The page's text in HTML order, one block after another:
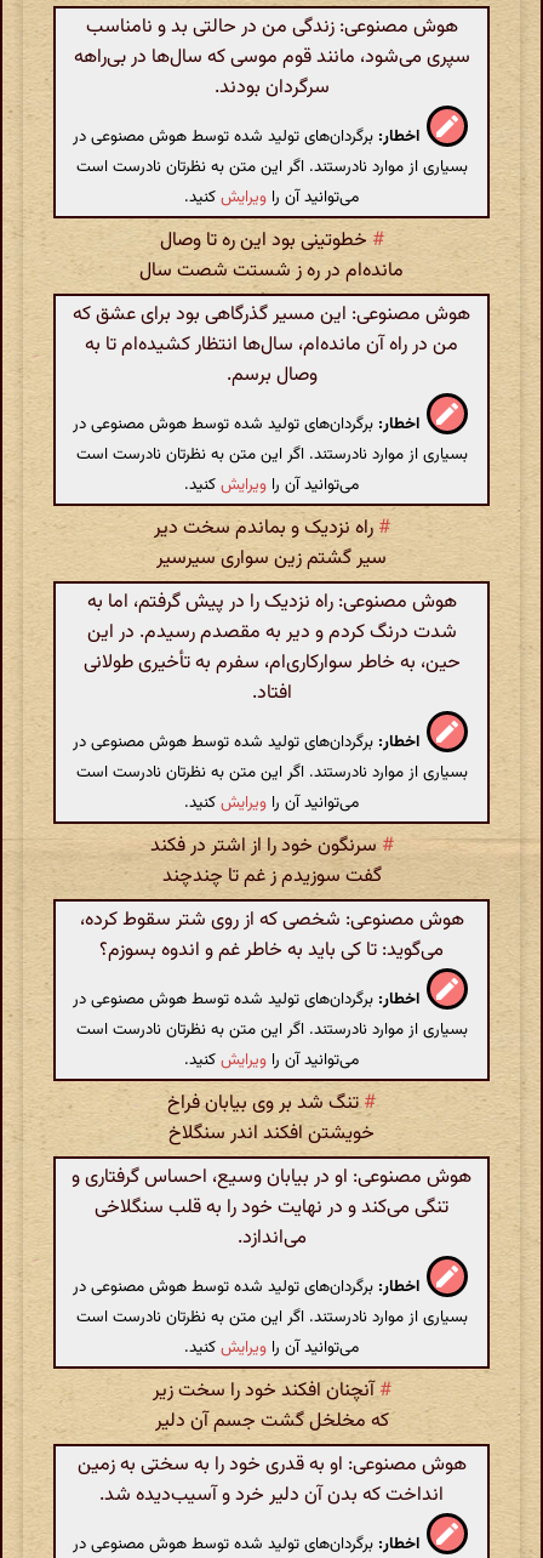
هوش مصنوعی: زندگی من در حالتی بد و نامناسب
سپری می‌شود، مانند قوم موسی که سال‌ها در بی‌راهه
سرگردان بودند.
اخطار: برگردان‌های تولید شده توسط هوش مصنوعی در
بسیاری از موارد نادرستند. اگر این متن به نظرتان نادرست است
می‌توانید آن را ویرایشکنید.
# خطوتینی بود این ره تا وصال
مانده‌ام در ره ز شستت شصت سال
هوش مصنوعی: این مسیر گذرگاهی بود برای عشق که
من در راه آن مانده‌ام، سال‌ها انتظار کشیده‌ام تا به
وصال برسم.
اخطار: برگردان‌های تولید شده توسط هوش مصنوعی در
بسیاری از موارد نادرستند. اگر این متن به نظرتان نادرست است
می‌توانید آن را ویرایشکنید.
# راه نزدیک و بماندم سخت دیر
سیر گشتم زین سواری سیرسیر
هوش مصنوعی: راه نزدیک را در پیش گرفتم، اما به
شدت درنگ کردم و دیر به مقصدم رسیدم. در این
حین، به خاطر سوارکاری‌ام، سفرم به تأخیری طولانی
افتاد.
اخطار: برگردان‌های تولید شده توسط هوش مصنوعی در
بسیاری از موارد نادرستند. اگر این متن به نظرتان نادرست است
می‌توانید آن را ویرایشکنید.
# سرنگون خود را از اشتر در فکند
گفت سوزیدم ز غم تا چندچند
هوش مصنوعی: شخصی که از روی شتر سقوط کرده،
می‌گوید: تا کی باید به خاطر غم و اندوه بسوزم؟
اخطار: برگردان‌های تولید شده توسط هوش مصنوعی در
بسیاری از موارد نادرستند. اگر این متن به نظرتان نادرست است
می‌توانید آن را ویرایشکنید.
#تنگ شد بر وی بیابان فراخ
خویشتن افکند اندر سنگلاخ
هوش مصنوعی: او در بیابان وسیع، احساس گرفتاری و
تنگی می‌کند و در نهایت خود را به قلب سنگلاخی
می‌اندازد.
اخطار: برگردان‌های تولید شده توسط هوش مصنوعی در
بسیاری از موارد نادرستند. اگر این متن به نظرتان نادرست است
می‌توانید آن را ویرایشکنید.
#آنچنان افکند خود را سخت زیر
که مخلخل گشت جسم آن دلیر
هوش مصنوعی: او به قدری خود را به سختی به زمین
انداخت که بدن آن دلیر خرد و آسیب‌دیده شد.
اخطار: برگردان‌های تولید شده توسط هوش مصنوعی در